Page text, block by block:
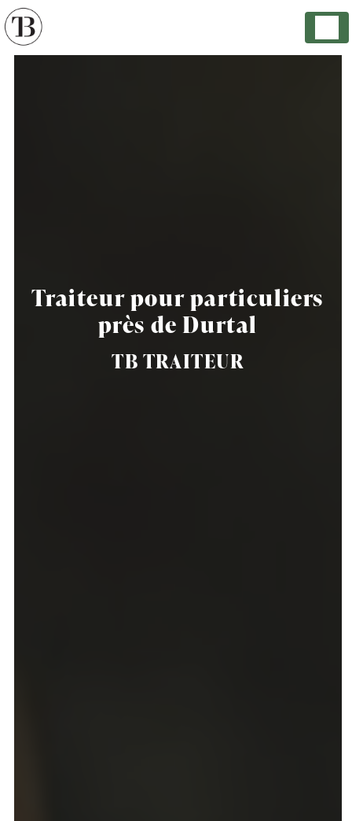
Traiteur pour particuliers
près de Durtal
TB TRAITEUR
Panneau de gestion des cookies